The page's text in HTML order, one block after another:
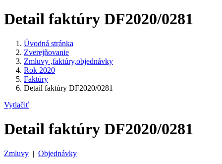
Detail faktúry DF2020/0281
Úvodná stránka
Zverejňovanie
Zmluvy ,faktúry,objednávky
Rok 2020
Faktúry
Detail faktúry DF2020/0281
Vytlačiť
Detail faktúry DF2020/0281
Zmluvy | Objednávky